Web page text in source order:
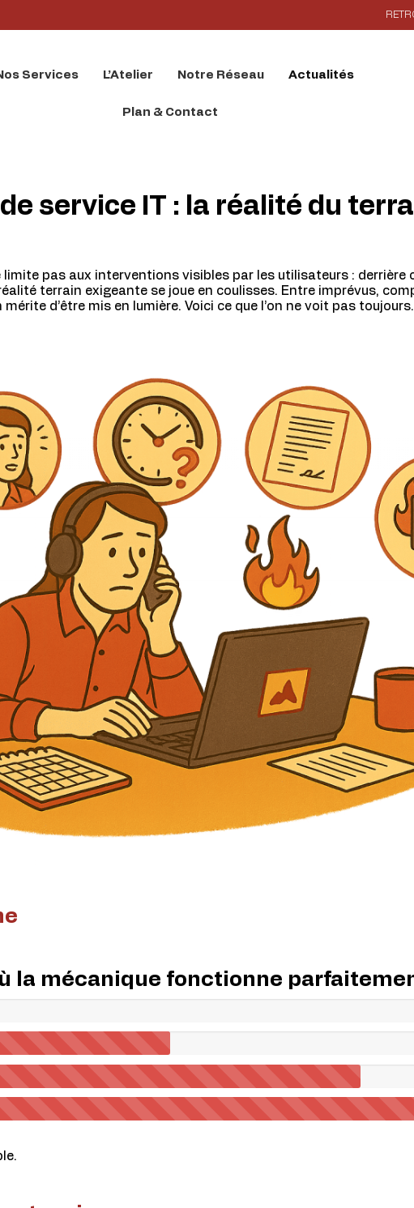
Services L’Atelier Notre Réseau Actualités
Plan & Contact
service IT : la réalité du
limite pas aux interventions visibles par les utilisateurs : derrière
terrain exigeante se joue en coulisses. Entre imprévus,
d’être mis en lumière. Voici ce que l’on ne voit pas
la mécanique fonctionne